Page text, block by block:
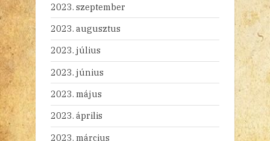
2023. szeptember
2023. augusztus
2023. július
2023. június
2023. május
2023. április
2023. március